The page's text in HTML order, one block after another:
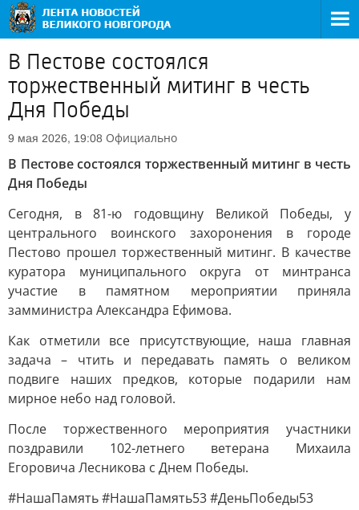
В Пестове состоялся
торжественный митинг в честь
Дня Победы
9 мая 2026, 19:08 Официально
В Пестове состоялся торжественный митинг в честь
Дня Победы
Сегодня, в 81-ю годовщину Великой Победы, у
центрального воинского захоронения в городе
Пестово прошел торжественный митинг. В качестве
куратора муниципального округа от минтранса
участие в памятном мероприятии приняла
замминистра Александра Ефимова.
Как отметили все присутствующие, наша главная
задача – чтить и передавать память о великом
подвиге наших предков, которые подарили нам
мирное небо над головой.
После торжественного мероприятия участники
поздравили 102-летнего ветерана Михаила
Егоровича Лесникова с Днем Победы.
#НашаПамять #НашаПамять53 #ДеньПобеды53